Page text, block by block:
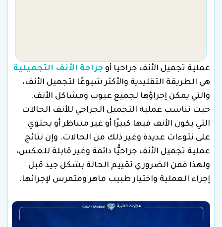
عملية تجميل الأنف جراحيا أو جراحة الأنف التجميلية
هي الطريقة التقليدية والأكثر شيوعًا لتجميل الأنف،
والتي يمكن إجراؤها لجميع عيوب ومشاكل الأنف.
حيث تناسب عملية التجميل الجراحي للأنف الحالات
التي يكون الأنف فيها كبيرًا أو غير متناظر أو يحتوي
على نتوءات عديدة وغير ذلك من الحالات. وإن نتائج
عملية تجميل الأنف جراحيًّا دائمة وغير قابلة للعكس،
ولهذا فمن الضروري تقييم الحالة بشكل جيد قبل
إجراء العملية واختيار طبيب ماهر ومتمرس لإجرائها.